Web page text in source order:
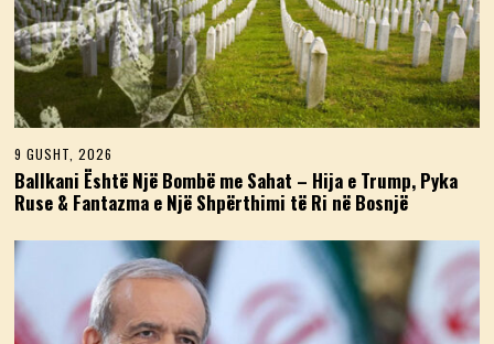
9 GUSHT, 2026
G
U
S
T
2
0
2
6
Ballkani Është Një Bombë me Sahat – Hija e Trump, Pyka
Ruse & Fantazma e Një Shpërthimi të Ri në Bosnjë